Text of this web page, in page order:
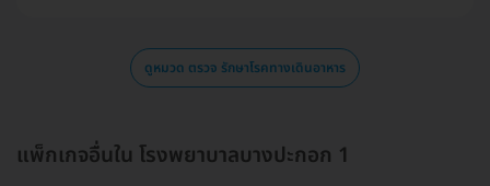
ดูหมวด ตรวจ รักษาโรคทางเดินอาหาร
แพ็กเกจอื่นใน โรงพยาบาลบางปะกอก 1